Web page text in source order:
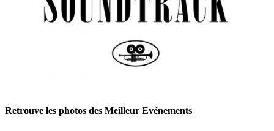
Retrouve les photos des Meilleur Evénements